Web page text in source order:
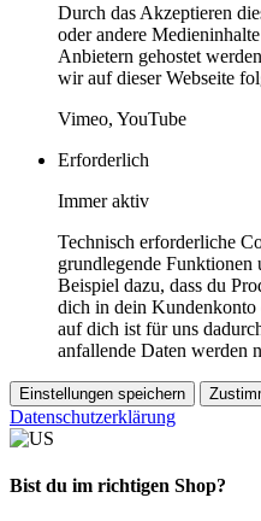
Durch das Akzeptieren
oder andere
Anbietern gehostet
wir auf dieser Webseite
Vimeo, YouTube
Erforderlich
Immer aktiv
Technisch erforderliche
grundlegende Funktionen
Beispiel dazu, dass du
dich in dein Kundenkonto
auf dich ist für uns
anfallende Daten werden
Einstellungen speichern
Datenschutzerklärung
Bist du im richtigen Shop?